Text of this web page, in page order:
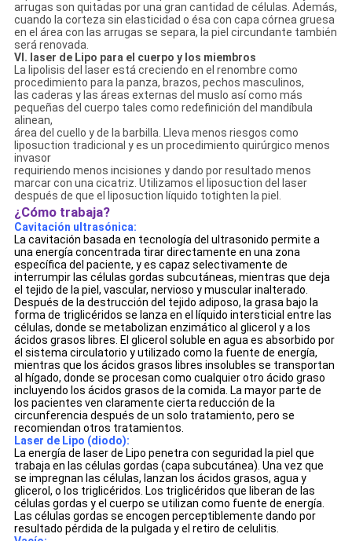
arrugas son quitadas por una gran cantidad de células. Además,
cuando la corteza sin elasticidad o ésa con capa córnea gruesa
en el área con las arrugas se separa, la piel circundante también
será renovada.
VI. laser de Lipo para el cuerpo y los miembros
La lipolisis del laser está creciendo en el renombre como
procedimiento para la panza, brazos, pechos masculinos,
las caderas y las áreas externas del muslo así como más
pequeñas del cuerpo tales como redefinición del mandíbula
alinean,
área del cuello y de la barbilla. Lleva menos riesgos como
liposuction tradicional y es un procedimiento quirúrgico menos
invasor
requiriendo menos incisiones y dando por resultado menos
marcar con una cicatriz. Utilizamos el liposuction del laser
después de que el liposuction líquido totighten la piel.
¿Cómo trabaja?
Cavitación ultrasónica:
La cavitación basada en tecnología del ultrasonido permite a
una energía concentrada tirar directamente en una zona
específica del paciente, y es capaz selectivamente de
interrumpir las células gordas subcutáneas, mientras que deja
el tejido de la piel, vascular, nervioso y muscular inalterado.
Después de la destrucción del tejido adiposo, la grasa bajo la
forma de triglicéridos se lanza en el líquido intersticial entre las
células, donde se metabolizan enzimático al glicerol y a los
ácidos grasos libres. El glicerol soluble en agua es absorbido por
el sistema circulatorio y utilizado como la fuente de energía,
mientras que los ácidos grasos libres insolubles se transportan
al hígado, donde se procesan como cualquier otro ácido graso
incluyendo los ácidos grasos de la comida. La mayor parte de
los pacientes ven claramente cierta reducción de la
circunferencia después de un solo tratamiento, pero se
recomiendan otros tratamientos.
Laser de Lipo (diodo):
La energía de laser de Lipo penetra con seguridad la piel que
trabaja en las células gordas (capa subcutánea). Una vez que
se impregnan las células, lanzan los ácidos grasos, agua y
glicerol, o los triglicéridos. Los triglicéridos que liberan de las
células gordas y el cuerpo se utilizan como fuente de energía.
Las células gordas se encogen perceptiblemente dando por
resultado pérdida de la pulgada y el retiro de celulitis.